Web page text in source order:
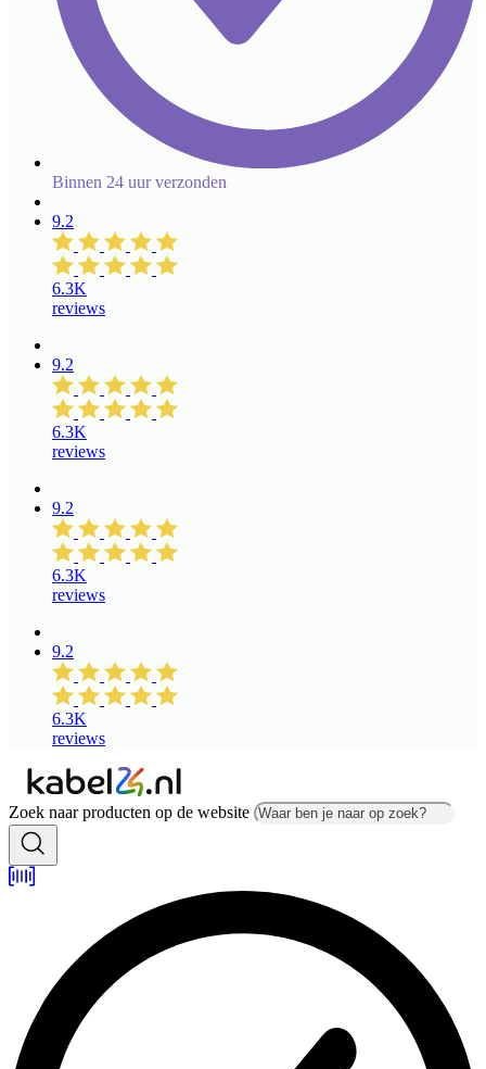
Binnen 24 uur verzonden
9.2
6.3K
reviews
9.2
6.3K
reviews
9.2
6.3K
reviews
9.2
6.3K
reviews
Zoek naar producten op de website